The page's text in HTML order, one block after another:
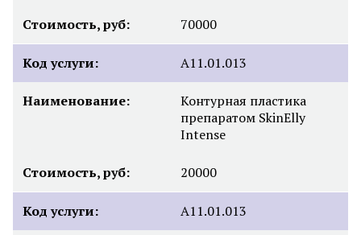
Стоимость, руб: 70000
Код услуги: А11.01.013
Наименование:
Контурная пластика
препаратом SkinElly
Intense
Стоимость, руб: 20000
Код услуги: А11.01.013